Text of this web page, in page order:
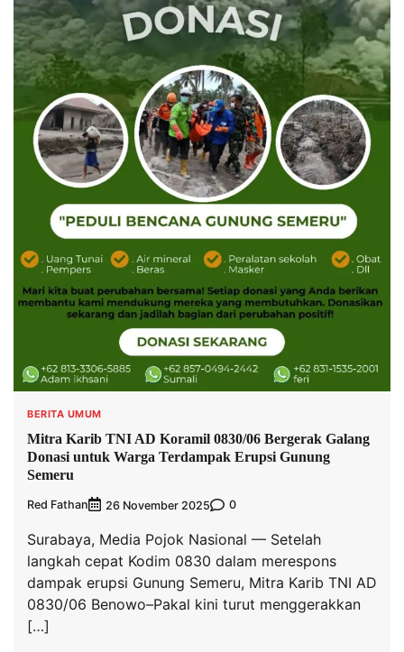
BERITA UMUM
Mitra Karib TNI AD Koramil 0830/06 Bergerak Galang
Donasi untuk Warga Terdampak Erupsi Gunung
Semeru
Red Fathan 26 November 2025 0
Surabaya, Media Pojok Nasional — Setelah
langkah cepat Kodim 0830 dalam merespons
dampak erupsi Gunung Semeru, Mitra Karib TNI AD
0830/06 Benowo–Pakal kini turut menggerakkan
[…]